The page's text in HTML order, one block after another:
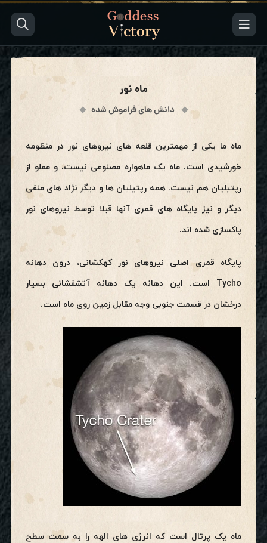
ماه نور
دانش های فراموش شده
ماه ما یکی از مهمترین قلعه های نیروهای نور در منظومه
خورشیدی است. ماه یک ماهواره مصنوعی نیست، و مملو از
رپتیلیان هم نیست. همه رپتیلیان ها و دیگر نژاد های منفی
دیگر و نیز پایگاه های قمری آنها قبلا توسط نیروهای نور
پاکسازی شده اند.
پایگاه قمری اصلی نیروهای نور کهکشانی، درون دهانه
Tycho است. این دهانه یک دهانه آتشفشانی بسیار
درخشان در قسمت جنوبی وجه مقابل زمین روی ماه است.
ماه یک پرتال است که انرژی های الهه را به سمت سطح